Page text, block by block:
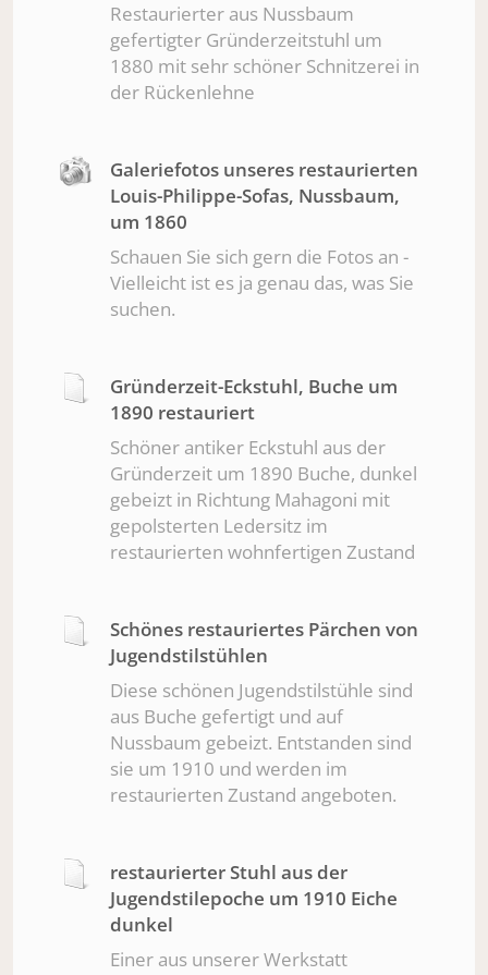
Restaurierter aus Nussbaum
gefertigter Gründerzeitstuhl um
1880 mit sehr schöner Schnitzerei in
der Rückenlehne
Galeriefotos unseres restaurierten
Louis-Philippe-Sofas, Nussbaum,
um 1860
Schauen Sie sich gern die Fotos an -
Vielleicht ist es ja genau das, was Sie
suchen.
Gründerzeit-Eckstuhl, Buche um
1890 restauriert
Schöner antiker Eckstuhl aus der
Gründerzeit um 1890 Buche, dunkel
gebeizt in Richtung Mahagoni mit
gepolsterten Ledersitz im
restaurierten wohnfertigen Zustand
Schönes restauriertes Pärchen von
Jugendstilstühlen
Diese schönen Jugendstilstühle sind
aus Buche gefertigt und auf
Nussbaum gebeizt. Entstanden sind
sie um 1910 und werden im
restaurierten Zustand angeboten.
restaurierter Stuhl aus der
Jugendstilepoche um 1910 Eiche
dunkel
Einer aus unserer Werkstatt